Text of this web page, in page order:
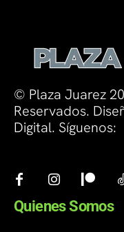
© Plaza Juarez
Reservados.
Digital. Síguenos:
Quienes Somos